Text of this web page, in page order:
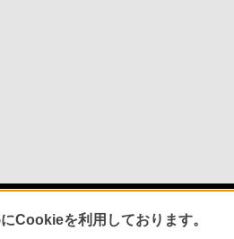
Cookieを利用しております。
お買い物にあたって セキュリティ・